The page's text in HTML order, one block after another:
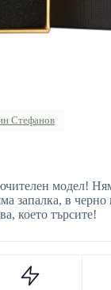
Стефанов
модел!
запалка, в
което търсите!